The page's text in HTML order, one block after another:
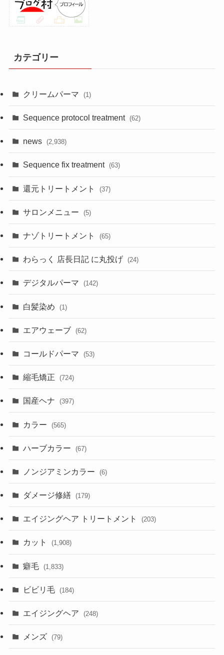
カテゴリー
クリームパーマ (1)
Sequence protocol treatment (62)
news (2,938)
Sequence fix treatment (63)
還元トリートメント (37)
サロンメニュー (5)
ナゾトリートメント (65)
わらっく 店長日記 に丸投げ (24)
デジタルパーマ (142)
白髪染め (1)
エアウェーブ (62)
コールドパーマ (53)
縮毛矯正 (724)
国産ヘナ (397)
カラー (565)
ハーブカラー (67)
ノンジアミンカラー (6)
ダメージ修繕 (179)
エイジングヘア トリートメント (203)
カット (1,908)
癖毛 (1,833)
ビビリ毛 (184)
エイジングヘア (248)
メンズ (79)